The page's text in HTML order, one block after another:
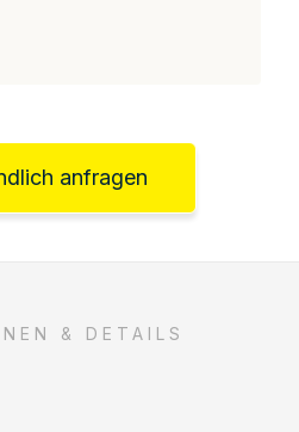
anfragen
& DETAILS